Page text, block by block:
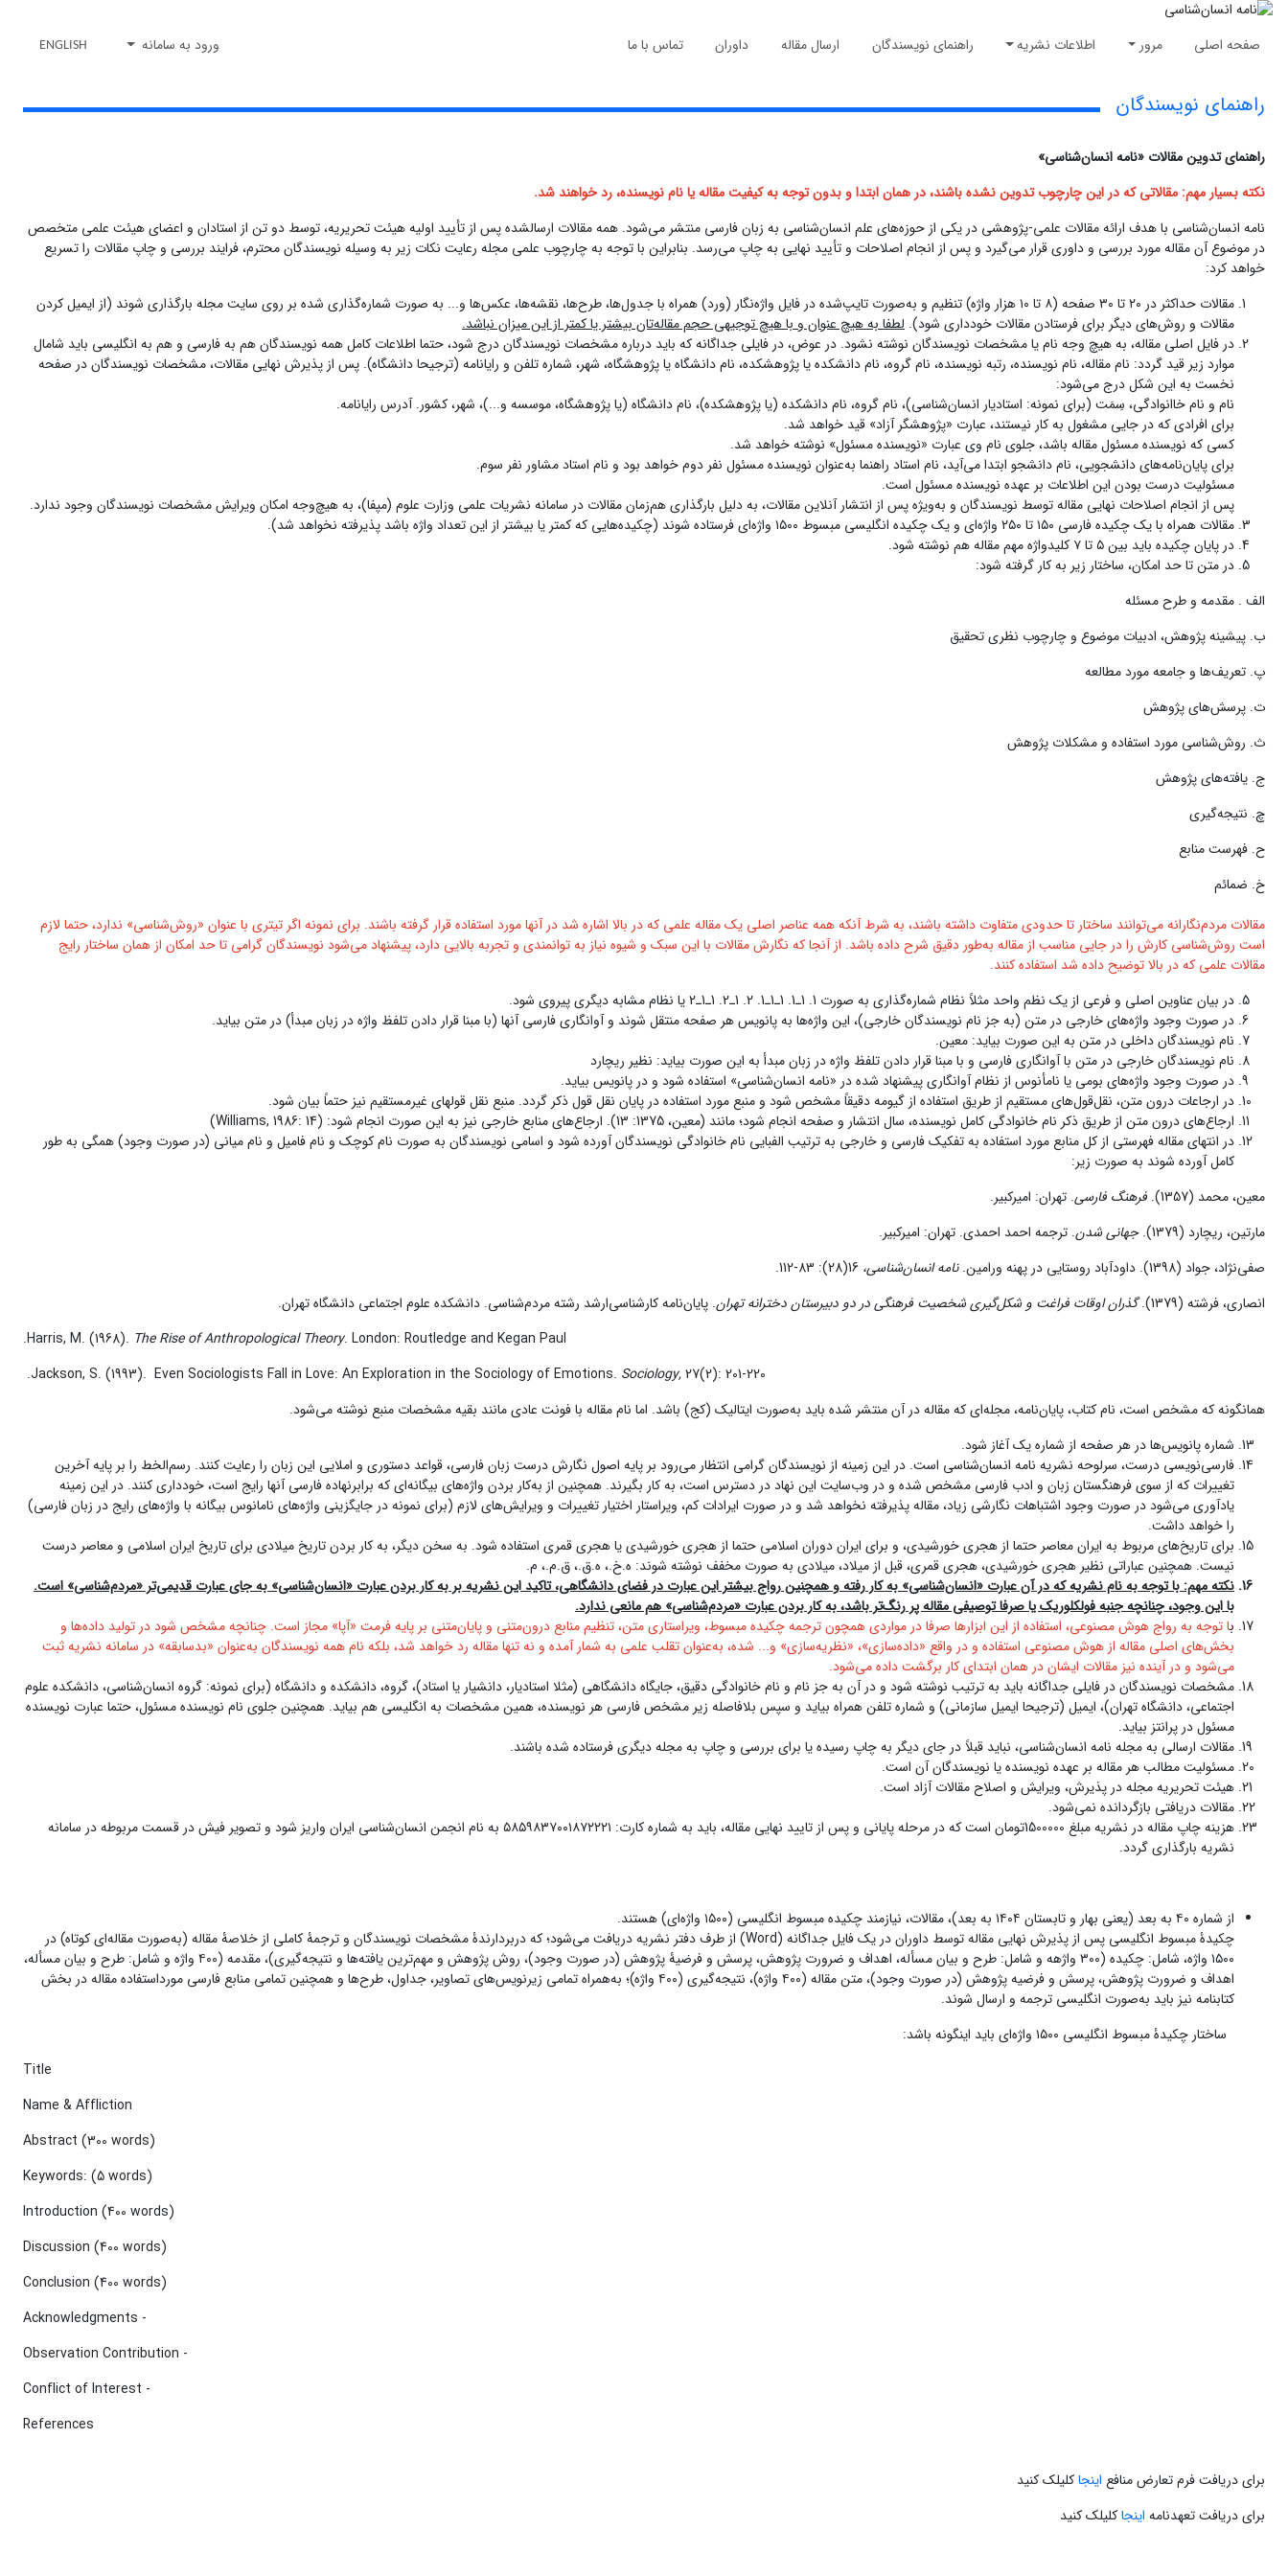
صفحه اصلی مرور اطلاعات نشریه راهنمای نویسندگان ارسال مقاله داوران تماس با ما ورود به سامانه ENGLISH
راهنمای نویسندگان
راهنماى تدوین مقالات «نامه انسان‌شناسى»
نکته بسیار مهم: مقالاتی که در این چارچوب تدوین نشده باشند، در همان ابتدا و بدون توجه به کیفیت مقاله یا نام نویسنده، رد خواهند شد.
نامه انسان‌شناسى با هدف ارائه مقالات علمی-پژوهشى در یکى از حوزه‌هاى علم انسان‌شناسى به زبان فارسى منتشر مى‌شود. همه مقالات ارسال­شده پس از تأیید اولیه هیئت تحریریه، توسط دو تن از استادان و اعضاى هیئت‌ علمى متخصص
در موضوع آن مقاله مورد بررسى و داورى قرار می‌گیرد و پس از انجام اصلاحات و تأیید نهایى به چاپ می‌رسد. بنابراین با توجه به چارچوب علمى مجله رعایت نکات زیر به ‌وسیله نویسندگان محترم، فرایند بررسى و چاپ مقالات را تسریع
خواهد کرد:
مقالات حداکثر در ۲۰ تا ۳۰ صفحه (۸ تا ۱۰ هزار واژه) تنظیم و به‌صورت تایپ‌شده در فایل واژه‌نگار (ورد) همراه با جدول‌ها، طرح‌ها، نقشه‌ها، عکس‌ها و... به صورت شماره‌گذارى شده بر روی سایت مجله بارگذاری شوند (از ایمیل کردن
مقالات و روش‌های دیگر برای فرستادن مقالات خودداری شود). لطفا به هیچ عنوان و با هیچ توجیهی حجم مقاله‌تان بیشتر یا کمتر از این میزان نباشد.
در فایل اصلی مقاله، به هیچ وجه نام یا مشخصات نویسندگان نوشته نشود. در عوض، در فایلی جداگانه که باید درباره مشخصات نویسندگان درج شود، حتما اطلاعات کامل همه نویسندگان هم به فارسی و هم به انگلیسی باید شامال
موارد زیر قید گردد: نام مقاله، نام نویسنده، رتبه نویسنده، نام گروه، نام دانشکده یا پژوهشکده، نام دانشگاه یا پژوهشگاه، شهر، شماره تلفن و رایانامه (ترجیحا دانشگاه). پس از پذیرش نهایی مقالات، مشخصات نویسندگان در صفحه
نخست به این شکل درج می‌شود:
نام و نام خاانوادگی، سِمَت (برای نمونه: استادیار انسان‌شناسی)، نام گروه، نام دانشکده (یا پژوهشکده)، نام دانشگاه (یا پژوهشگاه، موسسه و...)، شهر، کشور. آدرس رایانامه.
برای افرادی که در جایی مشغول به کار نیستند، عبارت «پژوهشگر آزاد» قید خواهد شد.
کسی که نویسنده مسئول مقاله باشد، جلوی نام وی عبارت «نویسنده مسئول» نوشته خواهد شد.
برای پایان‌نامه‌های دانشجویی، نام دانشجو ابتدا می‌آید، نام استاد راهنما به‌عنوان نویسنده مسئول نفر دوم خواهد بود و نام استاد مشاور نفر سوم.
مسئولیت درست بودن این اطلاعات بر عهده نویسنده مسئول است.
پس از انجام اصلاحات نهایی مقاله توسط نویسندگان و به‌ویژه پس از انتشار آنلاین مقالات، به دلیل بارگذاری هم‌زمان مقالات در سامانه نشریات علمی وزارت علوم (مپفا)، به هیچ‌وجه امکان ویرایش مشخصات نویسندگان وجود ندارد.
مقالات همراه با یک چکیده فارسى ۱۵۰ تا ۲۵۰ واژه‌ای و یک چکیده انگلیسی مبسوط ۱۵۰۰ واژه‌ای فرستاده شوند (چکیده‌هایی که کمتر یا بیشتر از این تعداد واژه باشد پذیرفته نخواهد شد).
در پایان چکیده باید بین ۵ تا ۷ کلیدواژه مهم مقاله هم نوشته شود.
در متن تا حد امکان، ساختار زیر به کار گرفته شود:
الف . مقدمه و طرح مسئله
ب. پیشینه پژوهش، ادبیات موضوع و چارچوب نظرى تحقیق
پ. تعریف‌ها و جامعه مورد مطالعه
ت. پرسش‌هاى پژوهش
ث. روش‌شناسى مورد استفاده و مشکلات پژوهش
ج. یافته‌هاى پژوهش
چ. نتیجه‌گیرى
ح. فهرست منابع
خ. ضمائم
مقالات مردم‌نگارانه می‌توانند ساختار تا حدودی متفاوت داشته باشند، به شرط آنکه همه عناصر اصلی یک مقاله علمی که در بالا اشاره شد در آنها مورد استفاده قرار گرفته باشند. برای نمونه اگر تیتری با عنوان «روش‌شناسی» ندارد، حتما لازم
است روش‌شناسی کارش را در جایی مناسب از مقاله به‌طور دقیق شرح داده باشد. از آنجا که نگارش مقالات با این سبک و شیوه نیاز به توانمندی و تجربه بالایی دارد، پیشنهاد می‌شود نویسندگان گرامی تا حد امکان از همان ساختار رایج
مقالات علمی که در بالا توضیح داده شد استفاده کنند.
در بیان عناوین اصلى و فرعى از یک نظم واحد مثلاً نظام شماره‌گذارى به صورت 1. 1ـ1. 1ـ1ـ1. 2. 1ـ2. 1ـ1ـ2 یا نظام مشابه دیگرى پیروى شود.
در صورت وجود واژه‌هاى خارجى در متن (به جز نام نویسندگان خارجی)، این واژه‌ها به پانویس هر صفحه منتقل شوند و آوانگارى فارسى آنها (با مبنا قرار دادن تلفظ واژه در زبان مبدأ) در متن بیاید.
نام نویسندگان داخلی در متن به این صورت بیاید: معین.
نام نویسندگان خارجی در متن با آوانگاری فارسی و با مبنا قرار دادن تلفظ واژه در زبان مبدأ به این صورت بیاید: نظیر ریچارد
در صورت وجود واژه‌هاى بومى یا نامأنوس از نظام آوانگارى پیشنهاد شده در «نامه انسان‌شناسى» استفاده شود و در پانویس بیاید.
در ارجاعات درون متن، نقل‌قول‌هاى مستقیم از طریق استفاده از گیومه دقیقاً مشخص شود و منبع مورد استفاده در پایان نقل قول ذکر گردد. منبع نقل قول­های غیرمستقیم نیز حتماً بیان شود.
ارجاع‌هاى درون متن از طریق ذکر نام خانوادگى کامل نویسنده، سال انتشار و صفحه انجام شود؛ مانند (معین، 1375: 13). ارجاع‌هاى منابع خارجی نیز به این صورت انجام شود: (Williams, 1986: 14)
در انتهاى مقاله فهرستى از کل منابع مورد استفاده به تفکیک فارسى و خارجی به ترتیب الفبایى نام خانوادگى نویسندگان آورده شود و اسامی نویسندگان به صورت نام کوچک و نام فامیل و نام میانی (در صورت وجود) همگی به طور
کامل آورده شوند به صورت زیر:
معین، محمد (1357).
فرهنگ فارسى. تهران: امیرکبیر.
مارتین، ریچارد (1379).
جهانى شدن. ترجمه احمد احمدى. تهران: امیرکبیر.
صفی‌نژاد، جواد (1398). داودآباد روستایی در پهنه ورامین.
نامه انسان‌شناسی،
انصاری، فرشته (1379).
گذران اوقات فراغت و شکل‌گیری شخصیت فرهنگی در دو دبیرستان دخترانه تهران. پایان‌نامه کارشناسی‌ارشد رشته مردم‌شناسی. دانشکده علوم اجتماعی دانشگاه تهران.
Harris, M. (1968). The Rise of Anthropological Theory. London: Routledge and Kegan Paul.
Jackson, S. (1993). Even Sociologists Fall in Love: An Exploration in the Sociology of Emotions. Sociology,27(2): 201-220.
همانگونه که مشخص است، نام کتاب، پایان‌نامه، مجله‌ای که مقاله در آن منتشر شده باید به‌صورت ایتالیک (کج) باشد. اما نام مقاله با فونت عادی مانند بقیه مشخصات منبع نوشته می‌شود.
شماره پانویس‌ها در هر صفحه از شماره یک آغاز شود.
فارسی‌نویسی درست، سرلوحه نشریه نامه انسان‌شناسی است. در این زمینه از نویسندگان گرامی انتظار می‌رود بر پایه اصول نگارش درست زبان فارسی، قواعد دستوری و املایی این زبان را رعایت کنند. رسم‌الخط را بر پایه آخرین
تغییرات که از سوی فرهنگستان زبان و ادب فارسی مشخص شده و در وب‌سایت این نهاد در دسترس است، به کار بگیرند. همچنین از به‌کار بردن واژه‌های بیگانه‌ای که برابرنهاده فارسی آنها رایج است، خودداری کنند. در این زمینه
یادآوری می‌شود در صورت وجود اشتباهات نگارشی زیاد، مقاله پذیرفته نخواهد شد و در صورت ایرادات کم، ویراستار اختیار تغییرات و ویرایش‌های لازم (برای نمونه در جایگزینی واژه‌های نامانوس بیگانه با واژه‌های رایج در زبان فارسی)
را خواهد داشت.
برای تاریخ‌های مربوط به ایران معاصر حتما از هجری خورشیدی، و برای ایران دوران اسلامی حتما از هجری خورشیدی یا هجری قمری استفاده شود. به سخن دیگر، به کار بردن تاریخ میلادی برای تاریخ ایران اسلامی و معاصر درست
نیست. همچنین عباراتی نظیر هجری خورشیدی، هجری قمری، قبل از میلاد، میلادی به صورت مخفف نوشته شوند: ه.خ.، ه.ق.، ق.م.، م.
نکته مهم: با توجه به نام نشریه که در آن عبارت «انسان‌شناسی» به کار رفته و همچنین رواج بیشتر این عبارت در فضای دانشگاهی، تاکید این نشریه بر به کار بردن عبارت «انسان‌شناسی» به جای عبارت قدیمی‌تر «مردم‌شناسی» است.
با این وجود، چنانچه جنبه فولکلوریک یا صرفا توصیفی مقاله پر رنگ‌تر باشد، به کار بردن عبارت «مردم‌شناسی» هم مانعی ندارد.
با توجه به رواج هوش مصنوعی، استفاده از این ابزارها صرفا در مواردی همچون ترجمه چکیده مبسوط، ویراستاری متن، تنظیم منابع درون‌متنی و پایان‌متنی بر پایه فرمت «آپا» مجاز است. چنانچه مشخص شود در تولید داده‌ها و
بخش‌های اصلی مقاله از هوش مصنوعی استفاده و در واقع «داده‌سازی»، «نظریه‌سازی» و... شده، به‌عنوان تقلب علمی به شمار آمده و نه تنها مقاله رد خواهد شد، بلکه نام همه نویسندگان به‌عنوان «بدسابقه» در سامانه نشریه ثبت
می‌شود و در آینده نیز مقالات ایشان در همان ابتدای کار برگشت داده می‌شود.
مشخصات نویسندگان در فایلی جداگانه باید به ترتیب نوشته شود و در آن به جز نام و نام خانوادگی دقیق، جایگاه دانشگاهی (مثلا استادیار، دانشیار یا استاد)، گروه، دانشکده و دانشگاه (برای نمونه: گروه انسان‌شناسی، دانشکده علوم
اجتماعی، دانشگاه تهران)، ایمیل (ترجیحا ایمیل سازمانی) و شماره تلفن همراه بیاید و سپس بلافاصله زیر مشخص فارسی هر نویسنده، همین مشخصات به انگلیسی هم بیاید. همچنین جلوی نام نویسنده مسئول، حتما عبارت نویسنده
مسئول در پرانتز بیاید.
مقالات ارسالى به مجله نامه انسان‌شناسى، نباید قبلاً در جاى دیگر به چاپ رسیده یا براى بررسى و چاپ به مجله دیگرى فرستاده شده باشند.
مسئولیت مطالب هر مقاله بر عهده نویسنده یا نویسندگان آن است.
هیئت تحریریه مجله در پذیرش، ویرایش و اصلاح مقالات آزاد است.
مقالات دریافتى بازگردانده نمى‌شود.
هزینه چاپ مقاله در نشریه مبلغ 1500000تومان است که در مرحله پایانی و پس از تایید نهایی مقاله، باید به شماره کارت: ۵۸۵۹۸۳۷۰۰۱۸۷۲۲۲۱ به نام انجمن انسان‌شناسی ایران واریز شود و تصویر فیش در قسمت مربوطه در سامانه
نشریه بارگذاری گردد.
از شماره ۴۰ به بعد (یعنی بهار و تابستان ۱۴۰۴ به بعد)، مقالات، نیازمند چکیده مبسوط انگلیسی (۱۵۰۰ واژه‌ای) هستند.
چکیدۀ مبسوط انگلیسی پس از پذیرش نهایی مقاله توسط داوران در یک فایل جداگانه (Word) از طرف دفتر نشریه دریافت می‌شود؛ که دربردارندۀ مشخصات نویسندگان و ترجمۀ کاملی از خلاصۀ‌ مقاله (به‌صورت مقاله‌ای کوتاه) در
۱۵۰۰ واژه، شامل: چکیده (۳۰۰ واژهه و شامل: طرح و بیان مسأله، اهداف و ضرورت پژوهش، پرسش و فرضیۀ پژوهش (در صورت وجود)، روش پژوهش و مهم‌ترین یافته‌ها و نتیجه‌گیری)، مقدمه (۴۰۰ واژه و شامل: طرح و بیان مسأله،
اهداف و ضرورت پژوهش، پرسش و فرضیه پژوهش (در صورت وجود)، متن مقاله (۴۰۰ واژه)، نتیجه‌گیری (۴۰۰ واژه)؛ به‌همراه تمامی زیرنویس‌های تصاویر، جداول، طرح‌ها و همچنین تمامی منابع فارسی مورداستفاده مقاله در بخش
کتابنامه نیز باید به‌صورت انگلیسی ترجمه و ارسال شوند.
ساختار چکیدۀ مبسوط انگلیسی ۱۵۰۰ واژه‌ای باید اینگونه باشد:
Title
Name & Affliction
Abstract (300 words)
Keywords: (5 words)
Introduction (400 words)
Discussion (400 words)
Conclusion (400 words)
- Acknowledgments
- Observation Contribution
- Conflict of Interest
References
برای دریافت فرم تعارض منافع اینجاکلیلک کنید
برای دریافت تعهدنامه اینجاکلیلک کنید